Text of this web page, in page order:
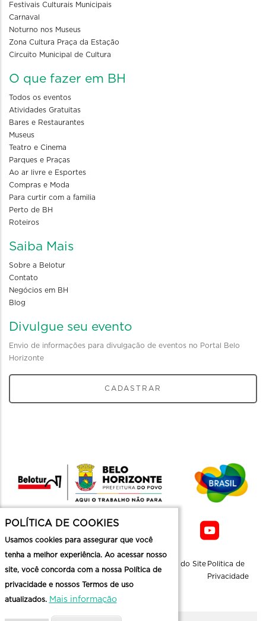
Festivais Culturais Municipais
Carnaval
Noturno nos Museus
Zona Cultura Praça da Estação
Circuito Municipal de Cultura
O que fazer em BH
Todos os eventos
Atividades Gratuitas
Bares e Restaurantes
Museus
Teatro e Cinema
Parques e Praças
Ao ar livre e Esportes
Compras e Moda
Para curtir com a familia
Perto de BH
Roteiros
Saiba Mais
Sobre a Belotur
Contato
Negócios em BH
Blog
Divulgue seu evento
Envio de informações para divulgação de eventos no Portal Belo
Horizonte
CADASTRAR
Mapa do Site Politica de
Privacidade
POLÍTICA DE COOKIES
Usamos cookies para assegurar que você
tenha a melhor experiência. Ao acessar nosso
site, você concorda com a nossa Política de
privacidade e nossos Termos de uso
atualizados. Mais informação